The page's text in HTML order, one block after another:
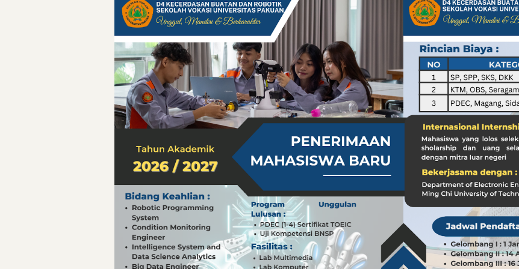
Pelajaran Berharga dari Kasus dr. Tifa dan Roy Suryo
Erling Haaland: Koleksi Tas Mewah yang Menginspirasi
Menteri PAN-RB: Peran ASN dalam Penyampaian Informasi yang Akurat
Menteri PAN-RB: Pilar Penyampaian Informasi yang Akurat untuk Masyarakat
Inovasi Teknologi di Timur Tengah: Membuka Peluang Baru
Detik-Detik yang Mengubah Dunia Teknologi
Hari Pelaut Sedunia: Menghargai Peran Pelaut di Balik Kemakmuran Bangsa
Gempa Dashyat di Venezuela: Kondisi WNI dan Dampak Global
Hari Pelaut Sedunia: Menghargai Peran Penting Pelaut dalam Perekonomian Global